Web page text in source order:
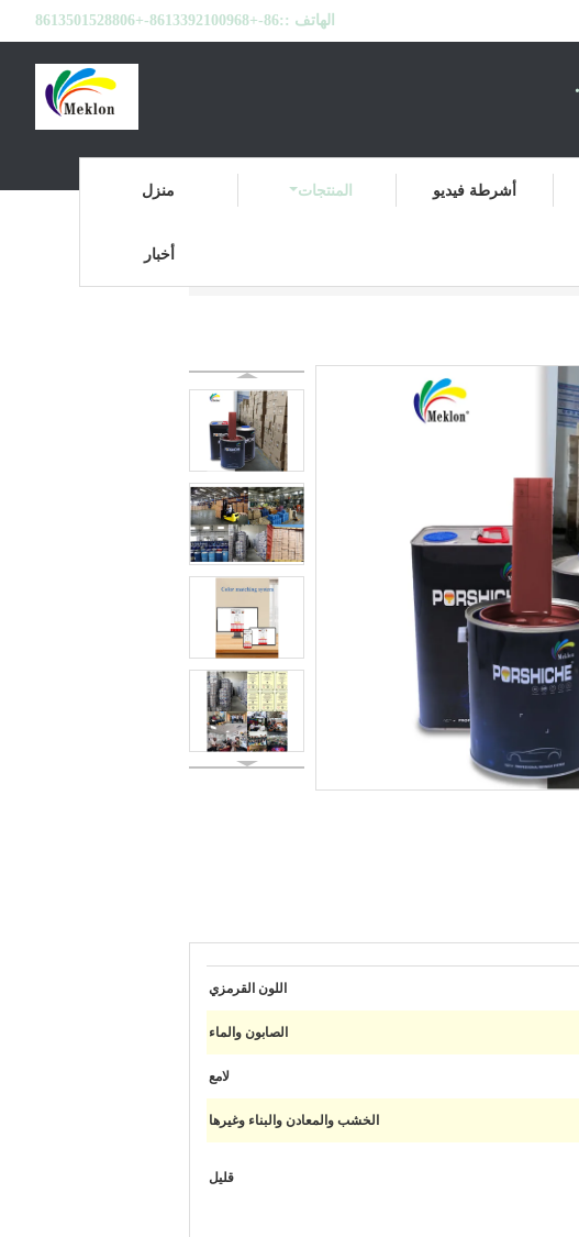
الهاتف ::86-+8613392100968-+8613501528806
منزل المنتجات أشرطة فيديو
أخبار
اللون القرمزي
الصابون والماء
لامع
الخشب والمعادن والبناء وغيرها
قليل